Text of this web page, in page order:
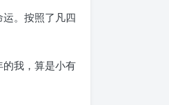
。按照了凡四
我，算是小有